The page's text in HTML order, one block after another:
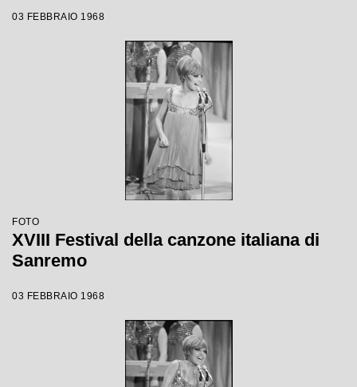
03 FEBBRAIO 1968
FOTO
XVIII Festival della canzone italiana di
Sanremo
03 FEBBRAIO 1968